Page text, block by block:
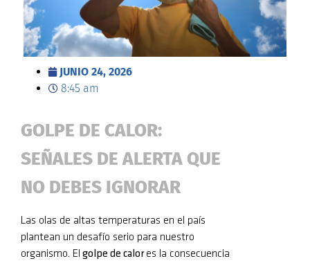
JUNIO 24, 2026
8:45 am
GOLPE DE CALOR:
SEÑALES DE ALERTA QUE
NO DEBES IGNORAR
Las olas de altas temperaturas en el país
plantean un desafío serio para nuestro
organismo. El golpe de calores la consecuencia